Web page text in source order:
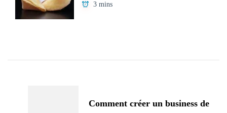
3 mins
Comment créer un business de